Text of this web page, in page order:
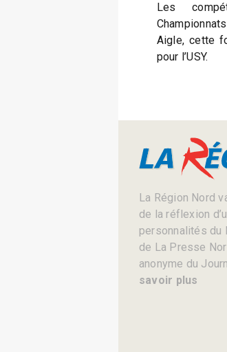
Les
Aigle, cette
pour l’USY.
La Région Nord
de la réflexion
personnalités du
de La Presse
anonyme du
savoir plus